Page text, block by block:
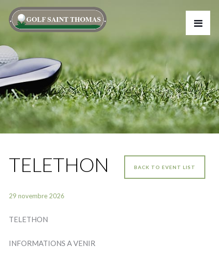
BACK TO EVENT LIST
TELETHON
29 novembre 2026
TELETHON
INFORMATIONS A VENIR